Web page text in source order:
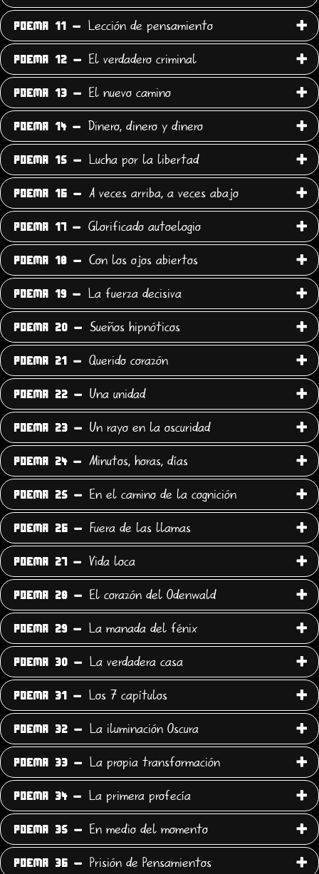
POEMA 11 - Lección de pensamiento
POEMA 12 - El verdadero criminal
POEMA 13 - El nuevo camino
POEMA 14 - Dinero, dinero y dinero
POEMA 15 - Lucha por la libertad
POEMA 16 - A veces arriba, a veces abajo
POEMA 17 - Glorificado autoelogio
POEMA 18 - Con los ojos abiertos
POEMA 19 - La fuerza decisiva
POEMA 20 - Sueños hipnóticos
POEMA 21 - Querido corazón
POEMA 22 - Una unidad
POEMA 23 - Un rayo en la oscuridad
POEMA 24 - Minutos, horas, días
POEMA 25 - En el camino de la cognición
POEMA 26 - Fuera de las llamas
POEMA 27 - Vida loca
POEMA 28 - El corazón del Odenwald
POEMA 29 - La manada del fénix
POEMA 30 - La verdadera casa
POEMA 31 - Los 7 capítulos
POEMA 32 - La iluminación Oscura
POEMA 33 - La propia transformación
POEMA 34 - La primera profecía
POEMA 35 - En medio del momento
POEMA 36 - Prisión de Pensamientos